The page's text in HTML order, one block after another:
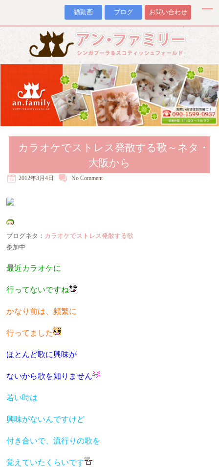
猫動画 ブログ お問い合わせ
カラオケでストレス発散する歌～ネタ・
大阪から
2012年3月4日 No Comment
ブログネタ： カラオケでストレス発散する歌
参加中
最近カラオケに
行ってないですね
かなり前は、頻繁に
行ってました
ほとんど歌に興味が
ないから歌を知りません
若い時は
興味がないんですけど
付き合いで、流行りの歌を
覚えていたくらいです